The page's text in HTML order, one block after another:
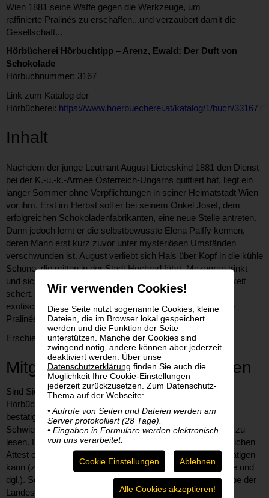
Wir verwenden Cookies!
Diese Seite nutzt sogenannte Cookies, kleine
Dateien, die im Browser lokal gespeichert
werden und die Funktion der Seite
unterstützen. Manche der Cookies sind
zwingend nötig, andere können aber jederzeit
deaktiviert werden. Über unse
Datenschutzerklärung finden Sie auch die
Möglichkeit Ihre Cookie-Einstellungen
jederzeit zurückzusetzen. Zum Datenschutz-
Thema auf der Webseite:
• Aufrufe von Seiten und Dateien werden am
Server protokolliert (28 Tage).
• Eingaben in Formulare werden elektronisch
von uns verarbeitet.
Cookie Einstellungen Ablehnen
Alle Cookies akzeptieren!
Wien 1881 seine Waffe gegen die Werkzeuge, um
raffinierte Pralinés zu erschaffen...und verzaubert damit die
Gesellschaft...
Hörbücherei Hörbuchtipp – Arenz, Ewald: Der Duft von
Schokolade
Hörbuchnummer: 3167
Link zum Katalog der
Hörbücherei: https://www.hoerbuecherei.at/katalog/1/buch/33167
Inhalt
Nachdem der junge Leutnant August Liebeskind 1881 den Dienst
bei der K.-u.-k.-Armee Österreich-Ungarns quittiert hat, liegt ein
langer Sommer ohne Verpflichtungen in seiner Heimatstadt Wien
vor ihm. Erst im Herbst soll er bei seinem Onkel Josef, dem
erfolgreichen Schokoladenfabrikanten, eine neue Stelle antreten.
Dann jedoch lernt er die selbstbewusste Elena Palffy kennen,
deren Mann erst kurz zuvor unter mysteriösen Umständen
verschwunden ist. August verliebt sich Hals über Kopf in die kühle
Schöne, die mitten in der Stadt Hochrad fährt, Mazagran trinkt
und sich anscheinend nicht um die Meinung der Öffentlichkeit
schert. Um Elena zu beeindrucken, beginnt August aus
exotischen Spezereien und Schokolade außergewöhnliche
Pralinés für sie zu kreieren.
Erschienen 2015 in Cadolzburg im Verlag: ars vivendi
Mitglied der Hörbücherei werden
Sind Sie schon Mitglied der Hörbücherei? Um bei der
Hörbücherei Bücher entlehnen zu können, müssen Sie
bestätigen, dass Sie aus gesundheitlichen Gründen
Schwierigkeiten haben, ein herkömmlich gedrucktes Buch zu
lesen. Diese Bestätigung besteht aus einem aktuellen ärztlichen
Attest oder erfolgt durch eine befugte Person die dies bestätigen
kann (z. B. Heimleitung, Hausarzt, Physiologe, Psychologe und
dgl.). Sollten Sie Mitglied des BSVÖ sein, genügt die Angabe der
Landesorganisation.